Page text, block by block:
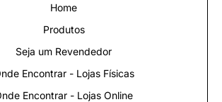
Home
Produtos
Seja um Revendedor
Encontrar - Lojas Físicas
Encontrar - Lojas Online